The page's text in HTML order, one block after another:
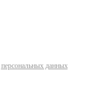
персональных данных